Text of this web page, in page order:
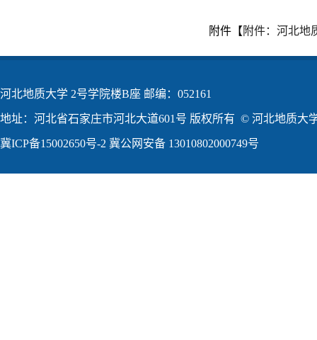
附件【 附件：河北地
河北地质大学 2号学院楼B座 邮编：052161
地址：河北省石家庄市河北大道601号 版权所有 © 河北地质大
冀ICP备15002650号-2 冀公网安备 13010802000749号